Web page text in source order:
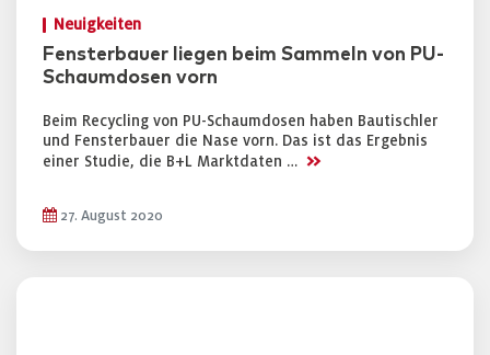
Neuigkeiten
Fensterbauer liegen beim Sammeln von PU-
Schaumdosen vorn
Beim Recycling von PU-Schaumdosen haben Bautischler
und Fensterbauer die Nase vorn. Das ist das Ergebnis
einer Studie, die B+L Marktdaten … >>
27. August 2020